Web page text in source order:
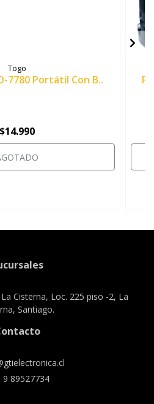
Togo
7780 Portátil Con B..
$14.990
Cisterna, Loc. 225 piso -2, La
Santiago.
9 89527734